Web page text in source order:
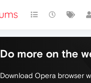
Do more on the
Download Opera browser